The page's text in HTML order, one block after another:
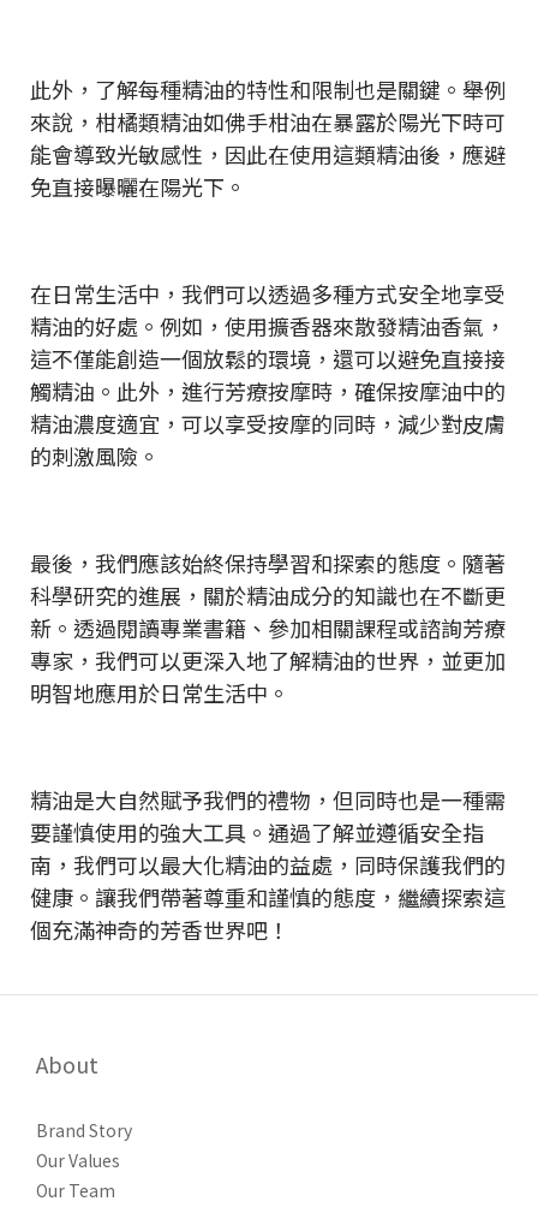
此外，了解每種精油的特性和限制也是關鍵。舉例
來說，柑橘類精油如佛手柑油在暴露於陽光下時可
能會導致光敏感性，因此在使用這類精油後，應避
免直接曝曬在陽光下。
在日常生活中，我們可以透過多種方式安全地享受
精油的好處。例如，使用擴香器來散發精油香氣，
這不僅能創造一個放鬆的環境，還可以避免直接接
觸精油。此外，進行芳療按摩時，確保按摩油中的
精油濃度適宜，可以享受按摩的同時，減少對皮膚
的刺激風險。
最後，我們應該始終保持學習和探索的態度。隨著
科學研究的進展，關於精油成分的知識也在不斷更
新。透過閱讀專業書籍、參加相關課程或諮詢芳療
專家，我們可以更深入地了解精油的世界，並更加
明智地應用於日常生活中。
精油是大自然賦予我們的禮物，但同時也是一種需
要謹慎使用的強大工具。通過了解並遵循安全指
南，我們可以最大化精油的益處，同時保護我們的
健康。讓我們帶著尊重和謹慎的態度，繼續探索這
個充滿神奇的芳香世界吧！
About
Brand Story
Our Values
Our Team